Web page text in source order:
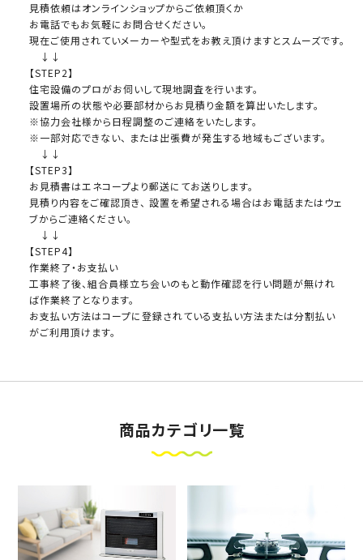
見積依頼はオンラインショップからご依頼頂くか
お電話でもお気軽にお問合せください。
現在ご使用されていメーカーや型式をお教え頂けますとスムーズです。
↓↓
【STEP2】
住宅設備のプロがお伺いして現地調査を行います。
設置場所の状態や必要部材からお見積り金額を算出いたします。
※協力会社様から日程調整のご連絡をいたします。
※一部対応できない、 または出張費が発生する地域もございます。
↓↓
【STEP3】
お見積書はエネコープより郵送にてお送りします。
見積り内容をご確認頂き、 設置を希望される場合はお電話またはウェ
ブからご連絡ください。
↓↓
【STEP4】
作業終了・お支払い
工事終了後、組合員様立ち会いのもと動作確認を行い問題が無けれ
ば作業終了となります。
お支払い方法はコープに登録されている支払い方法または分割払い
がご利用頂けます。
商品カテゴリ一覧